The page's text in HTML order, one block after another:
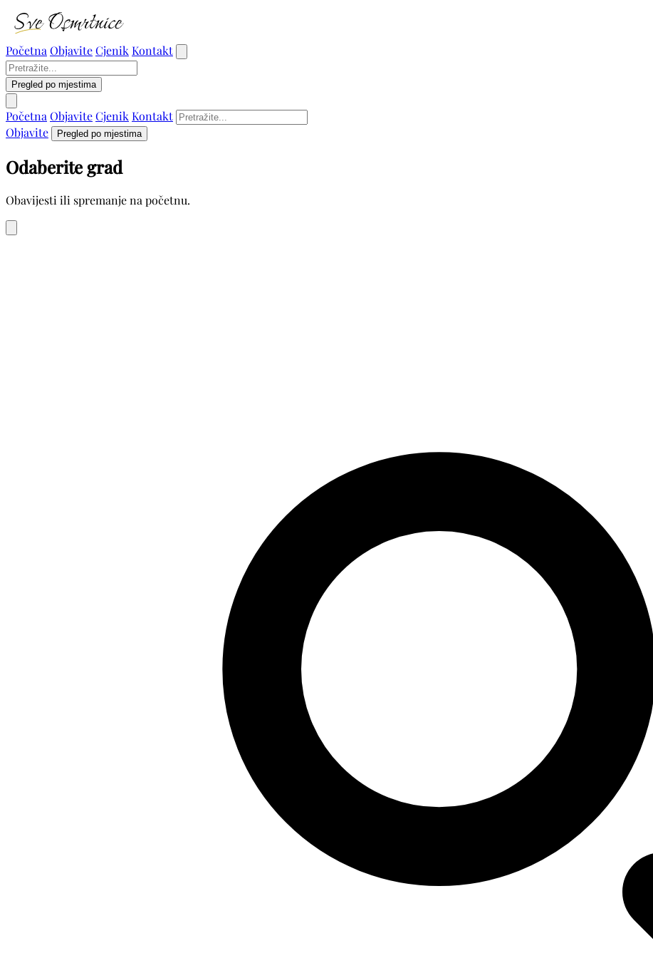
Početna ObjaviteCjenik Kontakt
Pregled po mjestima
Početna ObjaviteCjenik Kontakt
Objavite
Pregled po mjestima
Odaberite grad
Obavijesti ili spremanje na početnu.